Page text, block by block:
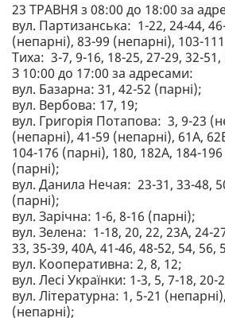
23 ТРАВНЯ з 08:00 до 18:00 за
вул. Партизанська: 1-22, 24-44,
(непарні), 83-99 (непарні), 103-
Тиха: 3-7, 9-16, 18-25, 27-29, 32-51,
З 10:00 до 17:00 за адресами:
вул. Базарна: 31, 42-52 (парні);
вул. Вербова: 17, 19;
вул. Григорія Потапова: 3, 9-23
(непарні), 41-59 (непарні), 61А,
104-176 (парні), 180, 182А, 184-
(парні);
вул. Данила Нечая: 23-31, 33-48,
(парні);
вул. Зарічна: 1-6, 8-16 (парні);
вул. Зелена: 1-18, 20, 22, 23А, 24-
33, 35-39, 40А, 41-46, 48-52, 54, 56,
вул. Кооперативна: 2, 8, 12;
вул. Лесі Українки: 1-3, 5, 7-18, 20-
вул. Літературна: 1, 5-21
(непарні);